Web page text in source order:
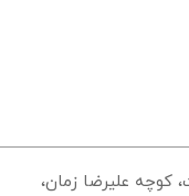
کوچه علیرضا زمان،